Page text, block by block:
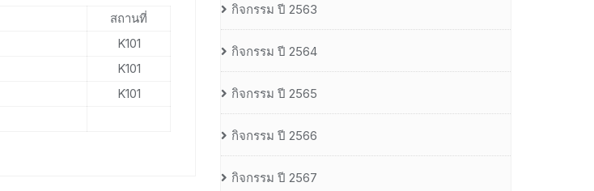
สถานที่
K101
K101
K101
กิจกรรม ปี 2563
กิจกรรม ปี 2564
กิจกรรม ปี 2565
กิจกรรม ปี 2566
กิจกรรม ปี 2567